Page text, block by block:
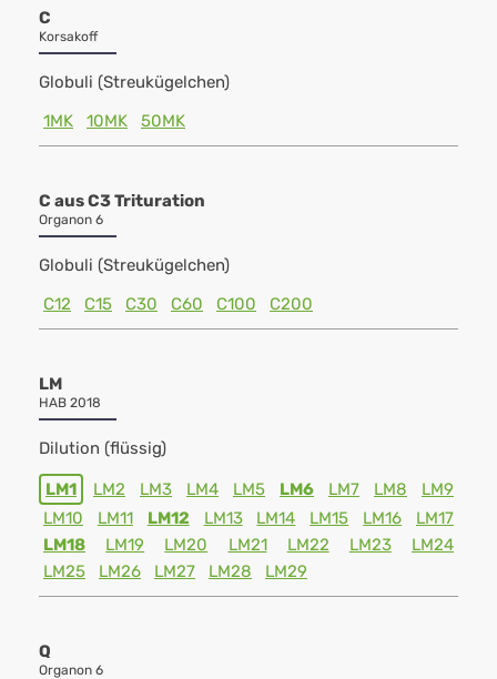
C
Korsakoff
Globuli (Streukügelchen)
1MK
10MK 50MK
C aus C3 Trituration
Organon 6
Globuli (Streukügelchen)
C12
C15 C30 C60 C100 C200
LM
HAB 2018
Dilution (flüssig)
LM1 LM2 LM3 LM4 LM5 LM6 LM7 LM8
LM9
LM10
LM11 LM12 LM13 LM14 LM15 LM16
LM17
LM18
LM19 LM20 LM21 LM22 LM23
LM24
LM25
LM26 LM27 LM28 LM29
Q
Organon 6